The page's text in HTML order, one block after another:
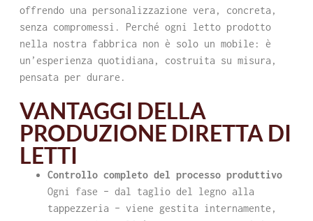
offrendo una personalizzazione vera, concreta,
senza compromessi. Perché ogni letto prodotto
nella nostra fabbrica non è solo un mobile: è
un’esperienza quotidiana, costruita su misura,
pensata per durare.
VANTAGGI DELLA
PRODUZIONE DIRETTA DI
LETTI
Controllo completo del processo produttivo
Ogni fase – dal taglio del legno alla
tappezzeria – viene gestita internamente,